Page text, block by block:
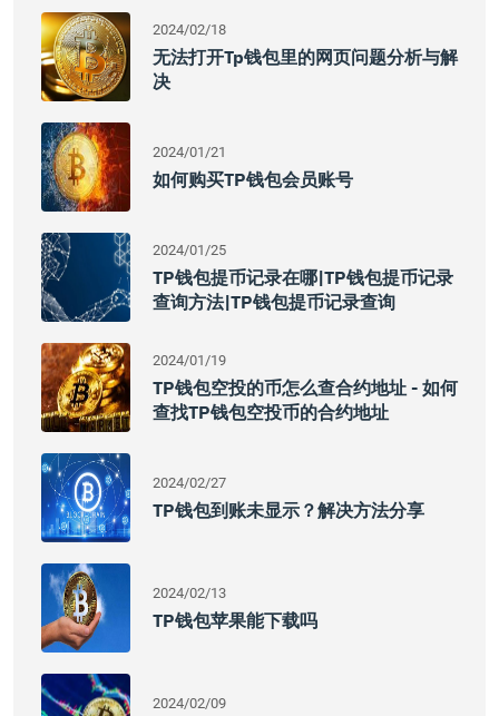
2024/02/18
无法打开tp钱包里的网页问题分析与解
决
2024/01/21
如何购买TP钱包会员账号
2024/01/25
TP钱包提币记录在哪|TP钱包提币记录
查询方法|TP钱包提币记录查询
2024/01/19
TP钱包空投的币怎么查合约地址 - 如何
查找TP钱包空投币的合约地址
2024/02/27
TP钱包到账未显示？解决方法分享
2024/02/13
TP钱包苹果能下载吗
2024/02/09